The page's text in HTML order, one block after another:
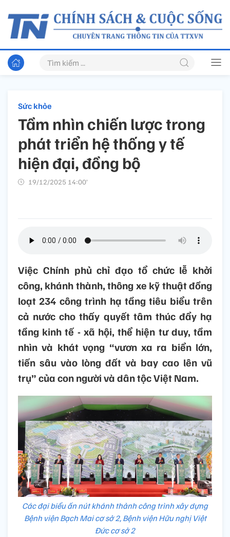
Sức khỏe
Tầm nhìn chiến lược trong
phát triển hệ thống y tế
hiện đại, đồng bộ
19/12/2025 14:00’
Việc Chính phủ chỉ đạo tổ chức lễ khởi
công, khánh thành, thông xe kỹ thuật đồng
loạt 234 công trình hạ tầng tiêu biểu trên
cả nước cho thấy quyết tâm thúc đẩy hạ
tầng kinh tế - xã hội, thể hiện tư duy, tầm
nhìn và khát vọng “vươn xa ra biển lớn,
tiến sâu vào lòng đất và bay cao lên vũ
trụ” của con người và dân tộc Việt Nam.
Các đại biểu ấn nút khánh thảnh công trình xây dựng
Bệnh viện Bạch Mai cơ sở 2, Bệnh viện Hữu nghị Việt
Đức cơ sở 2